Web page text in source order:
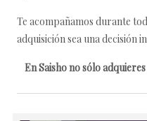
Te acompañamos durante
adquisición sea una decisión
En Saisho no sólo